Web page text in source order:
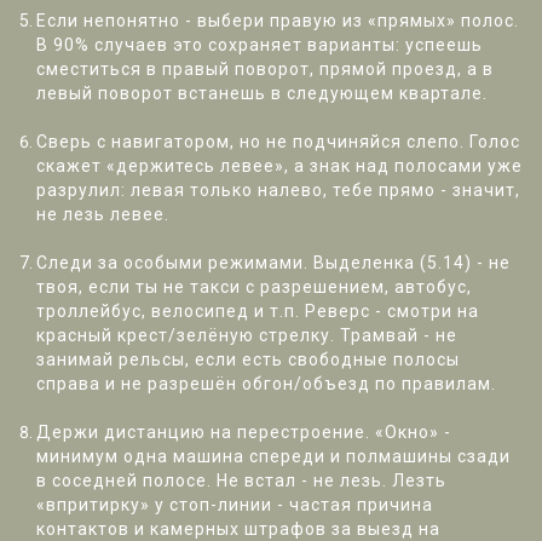
Если непонятно - выбери правую из «прямых» полос.
В 90% случаев это сохраняет варианты: успеешь
сместиться в правый поворот, прямой проезд, а в
левый поворот встанешь в следующем квартале.
Сверь с навигатором, но не подчиняйся слепо. Голос
скажет «держитесь левее», а знак над полосами уже
разрулил: левая только налево, тебе прямо - значит,
не лезь левее.
Следи за особыми режимами. Выделенка (5.14) - не
твоя, если ты не такси с разрешением, автобус,
троллейбус, велосипед и т.п. Реверс - смотри на
красный крест/зелёную стрелку. Трамвай - не
занимай рельсы, если есть свободные полосы
справа и не разрешён обгон/объезд по правилам.
Держи дистанцию на перестроение. «Окно» -
минимум одна машина спереди и полмашины сзади
в соседней полосе. Не встал - не лезь. Лезть
«впритирку» у стоп-линии - частая причина
контактов и камерных штрафов за выезд на